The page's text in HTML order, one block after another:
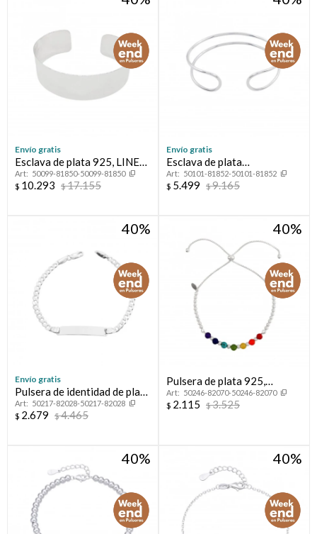
Envío gratis
Esclava de plata 925, LINEA
FLORESSER
50099-81850-50099-81850
$ 10.293 $17.155
Envío gratis
Esclava de plata
925,CALADA.
50101-81852-50101-81852
$ 5.499 $9.165
40
Envío gratis
Pulsera de identidad de plata
925.50217-82028-50217-82028
$ 2.679 $4.465
40
Pulsera de plata 925,
CHAKRAS.
50246-82070-50246-82070
$ 2.115 $3.525
40 40